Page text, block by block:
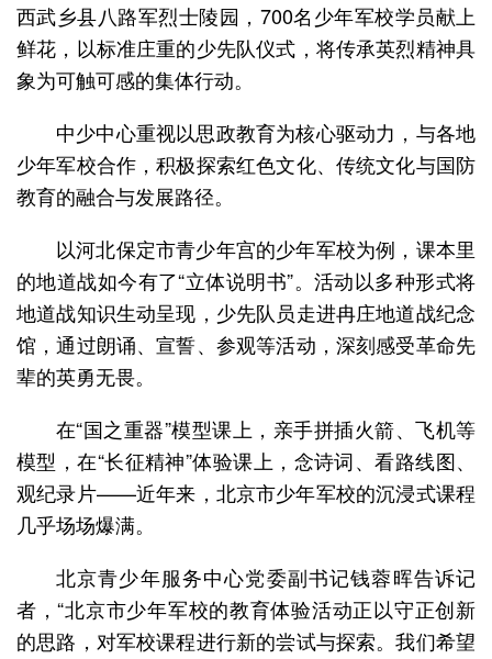
西武乡县八路军烈士陵园，700名少年军校学员献上
鲜花，以标准庄重的少先队仪式，将传承英烈精神具
象为可触可感的集体行动。
中少中心重视以思政教育为核心驱动力，与各地
少年军校合作，积极探索红色文化、传统文化与国防
教育的融合与发展路径。
以河北保定市青少年宫的少年军校为例，课本里
的地道战如今有了“立体说明书”。活动以多种形式将
地道战知识生动呈现，少先队员走进冉庄地道战纪念
馆，通过朗诵、宣誓、参观等活动，深刻感受革命先
辈的英勇无畏。
在“国之重器”模型课上，亲手拼插火箭、飞机等
模型，在“长征精神”体验课上，念诗词、看路线图、
观纪录片——近年来，北京市少年军校的沉浸式课程
几乎场场爆满。
北京青少年服务中心党委副书记钱蓉晖告诉记
者，“北京市少年军校的教育体验活动正以守正创新
的思路，对军校课程进行新的尝试与探索。我们希望